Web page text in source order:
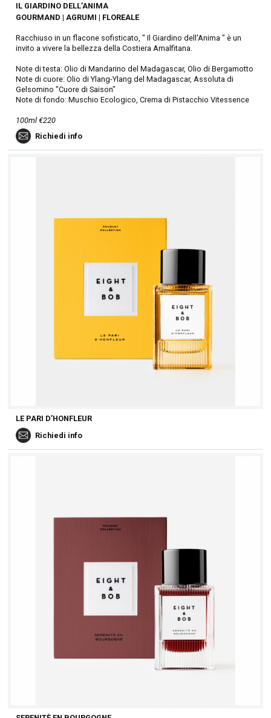
IL GIARDINO DELL’ANIMA
GOURMAND | AGRUMI | FLOREALE
Racchiuso in un flacone sofisticato, " Il Giardino dell'Anima " è un
invito a vivere la bellezza della Costiera Amalfitana.
Note di testa: Olio di Mandarino del Madagascar, Olio di Bergamotto
Note di cuore: Olio di Ylang-Ylang del Madagascar, Assoluta di
Gelsomino "Cuore di Saison"
Note di fondo: Muschio Ecologico, Crema di Pistacchio Vitessence
100ml €220
Richiedi info
LE PARI D’HONFLEUR
Richiedi info